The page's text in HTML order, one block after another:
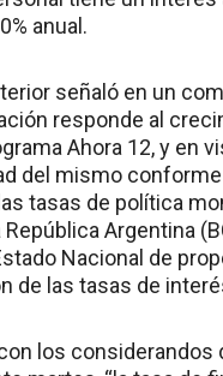
anual.
señaló en un
responde al
Ahora 12, y en
del mismo
tasas de política
Argentina
Nacional de
de las tasas de
los considerandos